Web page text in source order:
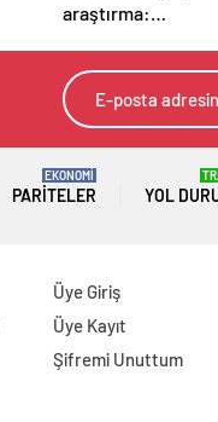
araştırma:
sırrı çözüldü
PARITELER
EKONOMİ
YOL
Üye Giriş
Üye Kayıt
Şifremi Unuttum